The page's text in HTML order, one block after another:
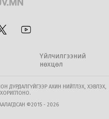
Үйлчилгээний
нөхцөл
ДУРДАЛГҮЙГЭЭР АХИН НИЙТЛЭХ, ХЭВЛЭХ,
©2015 - 2026